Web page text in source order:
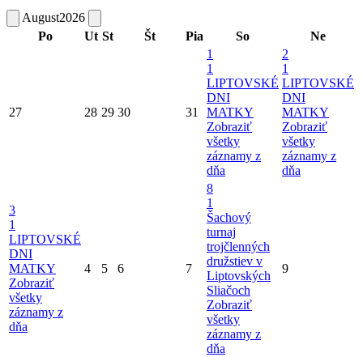
August2026
Po
Ut St Št Pia So Ne
27 28 29 30 31
1
1
LIPTOVSKÉ
DNI
MATKY
Zobraziť
všetky
záznamy z
dňa
2
1
LIPTOVSKÉ
DNI
MATKY
Zobraziť
všetky
záznamy z
dňa
3
1
LIPTOVSKÉ
DNI
MATKY
Zobraziť
všetky
záznamy z
dňa
4 5 6 7
8
1
Šachový
turnaj
trojčlenných
družstiev v
Liptovských
Sliačoch
Zobraziť
všetky
záznamy z
dňa
9